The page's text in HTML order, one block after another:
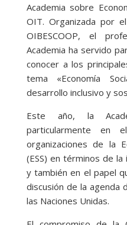
Academia sobre
OIT. Organizada por
OIBESCOOP, el
Academia ha servido
conocer a los
tema «Economía
desarrollo inclusivo y
Este año, la
particularmente en
organizaciones de la
(ESS) en términos de
y también en el papel
discusión de la
las Naciones Unidas.